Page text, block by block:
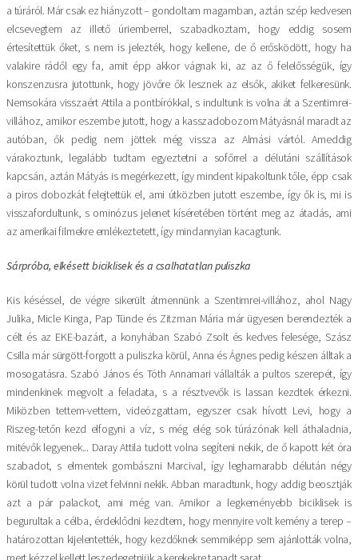
a túráról. Már csak ez hiányzott – gondoltam magamban, aztán szép kedvesen
elcsevegtem az illető úriemberrel, szabadkoztam, hogy eddig sosem
értesítettük őket, s nem is jelezték, hogy kellene, de ő erősködött, hogy ha
valakire rádől egy fa, amit épp akkor vágnak ki, az az ő felelősségük, így
konszenzusra jutottunk, hogy jövőre ők lesznek az elsők, akiket felkeresünk.
Nemsokára visszaért Attila a pontbírókkal, s indultunk is volna át a Szentimrei-
villához, amikor eszembe jutott, hogy a kasszadobozom Mátyásnál maradt az
autóban, ők pedig nem jöttek még vissza az Almási vártól. Ameddig
várakoztunk, legalább tudtam egyeztetni a sofőrrel a délutáni szállítások
kapcsán, aztán Mátyás is megérkezett, így mindent kipakoltunk tőle, épp csak
a piros dobozkát felejtettük el, ami útközben jutott eszembe, így ők is, mi is
visszafordultunk, s ominózus jelenet kíséretében történt meg az átadás, ami
az amerikai filmekre emlékeztetett, így mindannyian kacagtunk.
Sárpróba, elkésett biciklisek és a csalhatatlan puliszka
Kis késéssel, de végre sikerült átmennünk a Szentimrei-villához, ahol Nagy
Julika, Micle Kinga, Pap Tünde és Zitzman Mária már ügyesen berendezték a
célt és az EKE-bazárt, a konyhában Szabó Zsolt és kedves felesége, Szász
Csilla már sürgött-forgott a puliszka körül, Anna és Ágnes pedig készen álltak a
mosogatásra. Szabó János és Tóth Annamari vállalták a pultos szerepét, így
mindenkinek megvolt a feladata, s a résztvevők is lassan kezdtek érkezni.
Miközben tettem-vettem, videózgattam, egyszer csak hívott Levi, hogy a
Riszeg-tetőn kezd elfogyni a víz, s még elég sok túrázónak kell áthaladnia,
mitévők legyenek... Daray Attila tudott volna segíteni nekik, de ő kapott két óra
szabadot, s elmentek gombászni Marcival, így leghamarabb délután négy
körül tudott volna vizet felvinni nekik. Abban maradtunk, hogy addig beosztják
azt a pár palackot, ami még van. Amikor a legkeményebb biciklisek is
begurultak a célba, érdeklődni kezdtem, hogy mennyire volt kemény a terep –
határozottan kijelentették, hogy kezdőknek semmiképp sem ajánlották volna,